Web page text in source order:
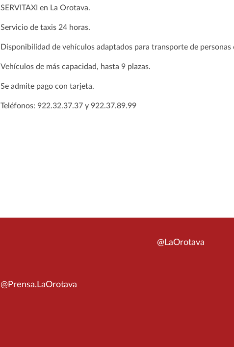
SERVITAXI en La Orotava.
Servicio de taxis 24 horas.
Disponibilidad de vehículos adaptados para transporte de
Vehículos de más capacidad, hasta 9 plazas.
Se admite pago con tarjeta.
Teléfonos: 922.32.37.37 y 922.37.89.99
@Prensa.LaOrotava
@LaOrotava